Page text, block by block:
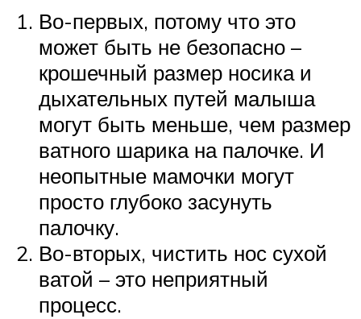
Во-первых, потому что это
может быть не безопасно –
крошечный размер носика и
дыхательных путей малыша
могут быть меньше, чем размер
ватного шарика на палочке. И
неопытные мамочки могут
просто глубоко засунуть
палочку.
Во-вторых, чистить нос сухой
ватой – это неприятный
процесс.